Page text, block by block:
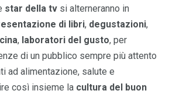
star della tv si alterneranno in
di libri, degustazioni,
, laboratori del gusto, per
di un pubblico sempre più attento
ad alimentazione, salute e
così insieme la cultura del buon